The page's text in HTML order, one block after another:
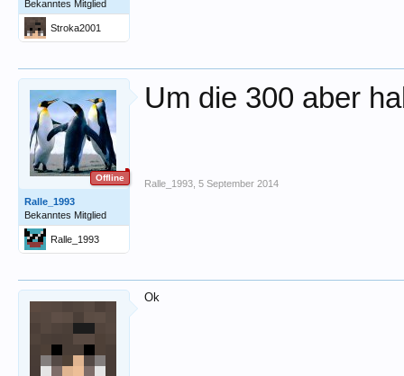
Bekanntes Mitglied
Stroka2001
Offline
Ralle_1993
Bekanntes Mitglied
Ralle_1993
Um die 300 aber
Ralle_1993 5 September 2014
Ok